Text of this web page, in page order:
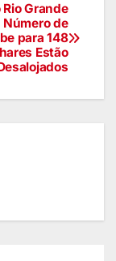
Grande
Número de
para 148
Estão